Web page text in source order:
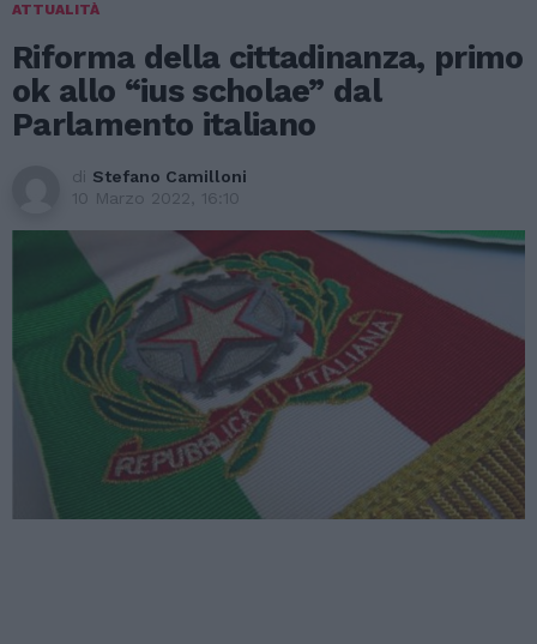
ATTUALITÀ
Riforma della cittadinanza, primo
ok allo “ius scholae” dal
Parlamento italiano
di Stefano Camilloni
10 Marzo 2022, 16:10